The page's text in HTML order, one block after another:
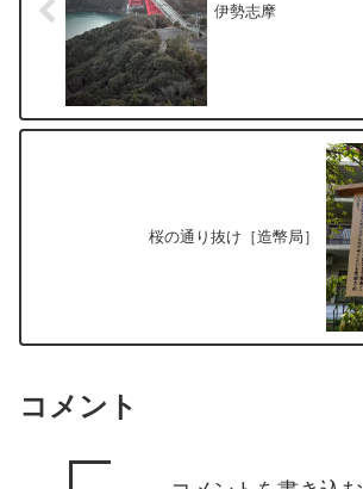
伊勢志摩
桜の通り抜け［造幣局］
コメント